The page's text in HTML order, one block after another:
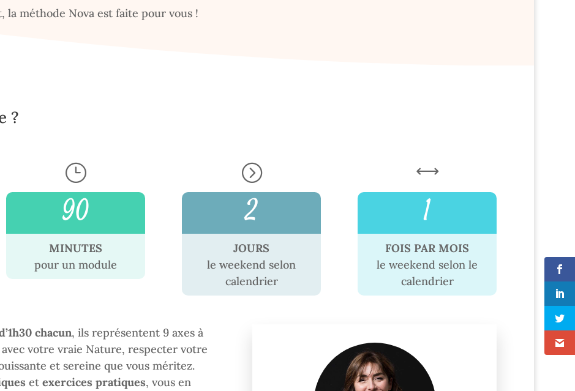
la méthode Nova est faite pour vous !
?
}
90
MINUTES
pour un module
=
2
JOURS
le weekend selon
calendrier
,
1
FOIS PAR MOIS
le weekend selon le
calendrier
chacun, ils représentent 9 axes à
votre vraie Nature, respecter votre
et sereine que vous méritez.
et exercices pratiques, vous en